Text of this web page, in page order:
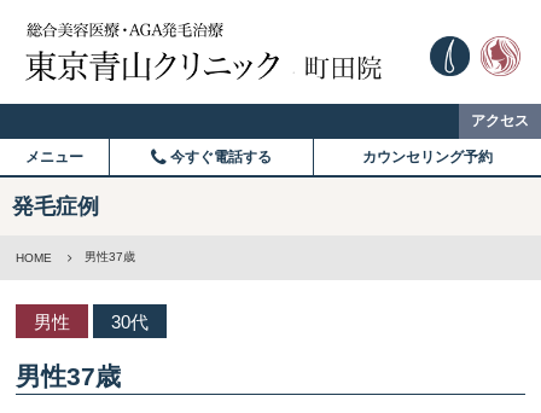
アクセス
メニュー 今すぐ電話する カウンセリング予約
発毛症例
HOME 男性37歳
男性 30代
男性37歳